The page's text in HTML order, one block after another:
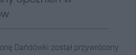
Dańdówki został przywrócony